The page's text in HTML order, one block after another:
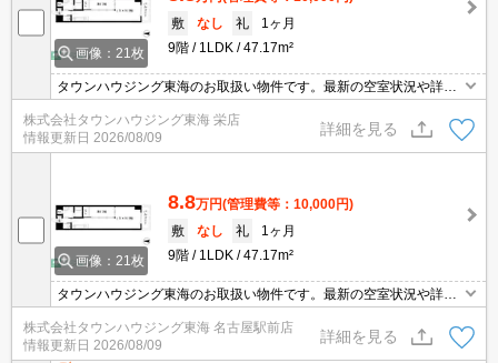
画像：21枚
敷
なし 礼
1ヶ月
9階
1LDK 47.17m²
タウンハウジング東海のお取扱い物件です。最新の空室状況や詳細
などお気軽にお問い合わせください。
株式会社タウンハウジング東海 栄店
情報更新日 2026/08/09
詳細を見る
画像：21枚
8.8万円(管理費等：10,000円)
敷
なし 礼
1ヶ月
9階
1LDK 47.17m²
タウンハウジング東海のお取扱い物件です。最新の空室状況や詳細
などお気軽にお問い合わせください。
株式会社タウンハウジング東海 名古屋駅前店
情報更新日 2026/08/09
詳細を見る